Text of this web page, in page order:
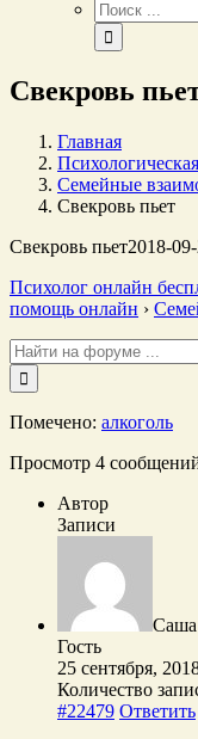
Результат
поиска:
Свекровь
Главная
Семейные
Свекровь пьет
Свекровь пьет2018-
Психолог онлайн
помощь онлайн ›
Поиск:
Помечено: алкоголь
Просмотр 4
Автор
Записи
Саша
Гость
25 сентября,
Количество
#22479 Ответить